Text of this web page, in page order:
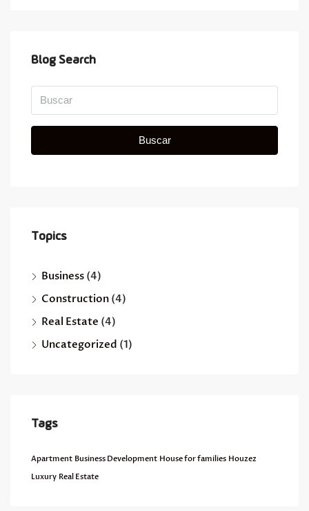
Blog Search
Buscar
Topics
Business (4)
Construction (4)
Real Estate (4)
Uncategorized (1)
Tags
Apartment Business Development House for families Houzez
Luxury Real Estate